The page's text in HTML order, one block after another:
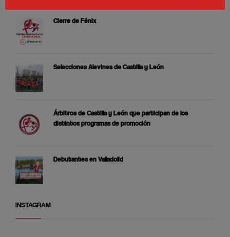
Cierre de Fénix
Selecciones Alevines de Castilla y León
Árbitros de Castilla y León que participan de los
distintos programas de promoción
Debutantes en Valladolid
INSTAGRAM